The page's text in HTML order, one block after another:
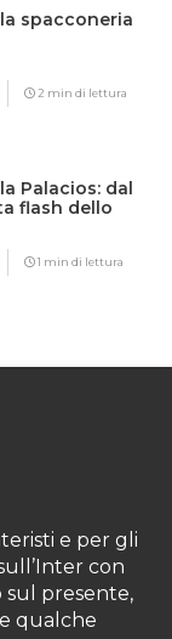
spacconeria
2 min di lettura
Palacios: dal
flash dello
1 min di lettura
e per gli
con
sul presente,
qualche